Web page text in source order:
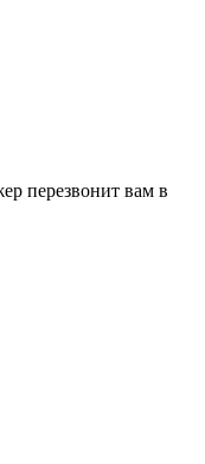
перезвонит вам в